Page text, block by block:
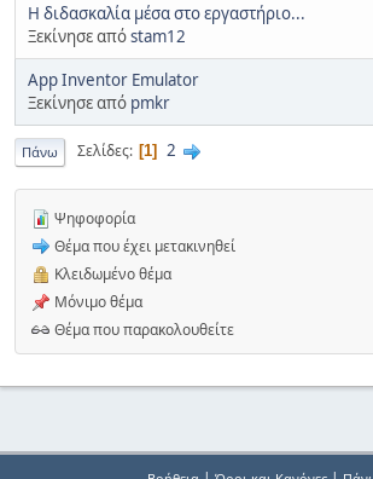
Η διδασκαλία μέσα στο εργαστήριο...
Ξεκίνησε απόstam12
App Inventor Emulator
Ξεκίνησε από pmkr
Πάνω Σελίδες 1 2
Ψηφοφορία
Θέμα που έχει μετακινηθεί
Κλειδωμένο θέμα
Μόνιμο θέμα
Θέμα που παρακολουθείτε